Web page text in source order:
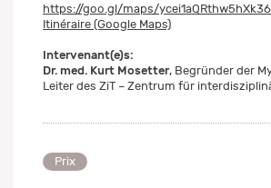
https://goo.gl/maps/ycei1aQRthw5hXk36
Itinéraire (Google Maps)
Intervenant(e)s:
Dr. med. Kurt Mosetter, Begründer der
Leiter des ZiT – Zentrum für
Prix